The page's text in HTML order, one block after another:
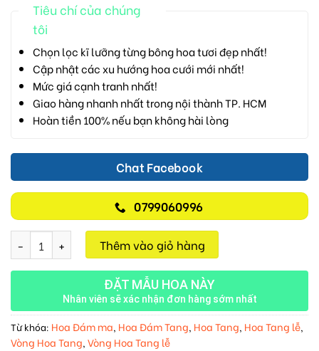
Tiêu chí của chúng
tôi
Chọn lọc kĩ lưỡng từng bông hoa tươi đẹp nhất!
Cập nhật các xu hướng hoa cưới mới nhất!
Mức giá cạnh tranh nhất!
Giao hàng nhanh nhất trong nội thành TP. HCM
Hoàn tiền 100% nếu bạn không hài lòng
Chat Facebook
0799060996
Tiễn Đưa Nhẹ Nhàng M133 số lượng
Thêm vào giỏ hàng
ĐẶT MẪU HOA NÀY
Nhân viên sẽ xác nhận đơn hàng sớm nhất
Từ khóa: Hoa Đám ma, Hoa Đám Tang, Hoa Tang, Hoa Tang lễ,
Vòng Hoa Tang, Vòng Hoa Tang lễ